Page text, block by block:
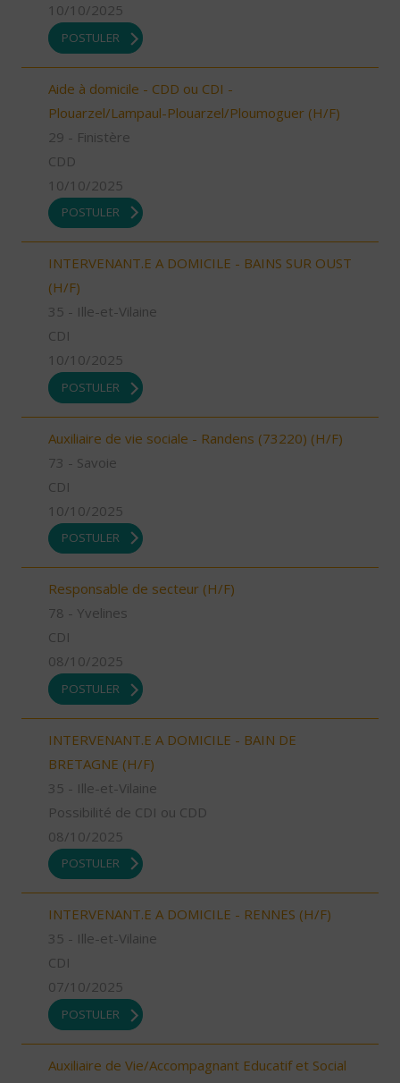
10/10/2025
POSTULER
Aide à domicile - CDD ou CDI -
Plouarzel/Lampaul-Plouarzel/Ploumoguer (H/F)
29 - Finistère
CDD
10/10/2025
POSTULER
INTERVENANT.E A DOMICILE - BAINS SUR OUST
(H/F)
35 - Ille-et-Vilaine
CDI
10/10/2025
POSTULER
Auxiliaire de vie sociale - Randens (73220) (H/F)
73 - Savoie
CDI
10/10/2025
POSTULER
Responsable de secteur (H/F)
78 - Yvelines
CDI
08/10/2025
POSTULER
INTERVENANT.E A DOMICILE - BAIN DE
BRETAGNE (H/F)
35 - Ille-et-Vilaine
Possibilité de CDI ou CDD
08/10/2025
POSTULER
INTERVENANT.E A DOMICILE - RENNES (H/F)
35 - Ille-et-Vilaine
CDI
07/10/2025
POSTULER
Auxiliaire de Vie/Accompagnant Educatif et Social